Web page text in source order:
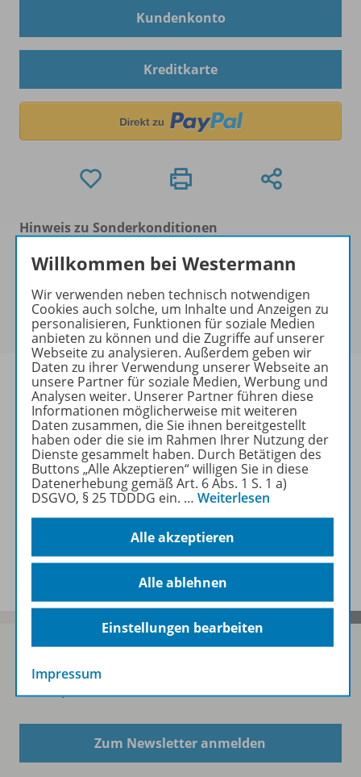
Kundenkonto
Kreditkarte
Hinweis zu Sonderkonditionen
keine Sonderkonditionen gewährt werden.
Sie haben ein passendes
Spar-Paket
Um den für Sie gültigen Preis zu sehen,melden Sie
sich bitte an.
Informationen
Weitere Inhalte der Ausgabe
Spar-Pakete
Zum Newsletter anmelden
Willkommen bei Westermann
Wir verwenden neben technisch notwendigen
Cookies auch solche, um Inhalte und Anzeigen zu
personalisieren, Funktionen für soziale Medien
anbieten zu können und die Zugriffe auf unserer
Webseite zu analysieren. Außerdem geben wir
Daten zu ihrer Verwendung unserer Webseite an
unsere Partner für soziale Medien, Werbung und
Analysen weiter. Unserer Partner führen diese
Informationen möglicherweise mit weiteren
Daten zusammen, die Sie ihnen bereitgestellt
haben oder die sie im Rahmen Ihrer Nutzung der
Dienste gesammelt haben. Durch Betätigen des
Buttons „Alle Akzeptieren“ willigen Sie in diese
Datenerhebung gemäß Art. 6 Abs. 1 S. 1 a)
DSGVO, § 25 TDDDG ein. … Weiterlesen
Alle akzeptieren
Alle ablehnen
Einstellungen bearbeiten
Impressum